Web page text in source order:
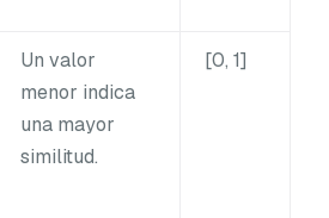
Un valor
menor indica
una mayor
similitud.
[0, 1]